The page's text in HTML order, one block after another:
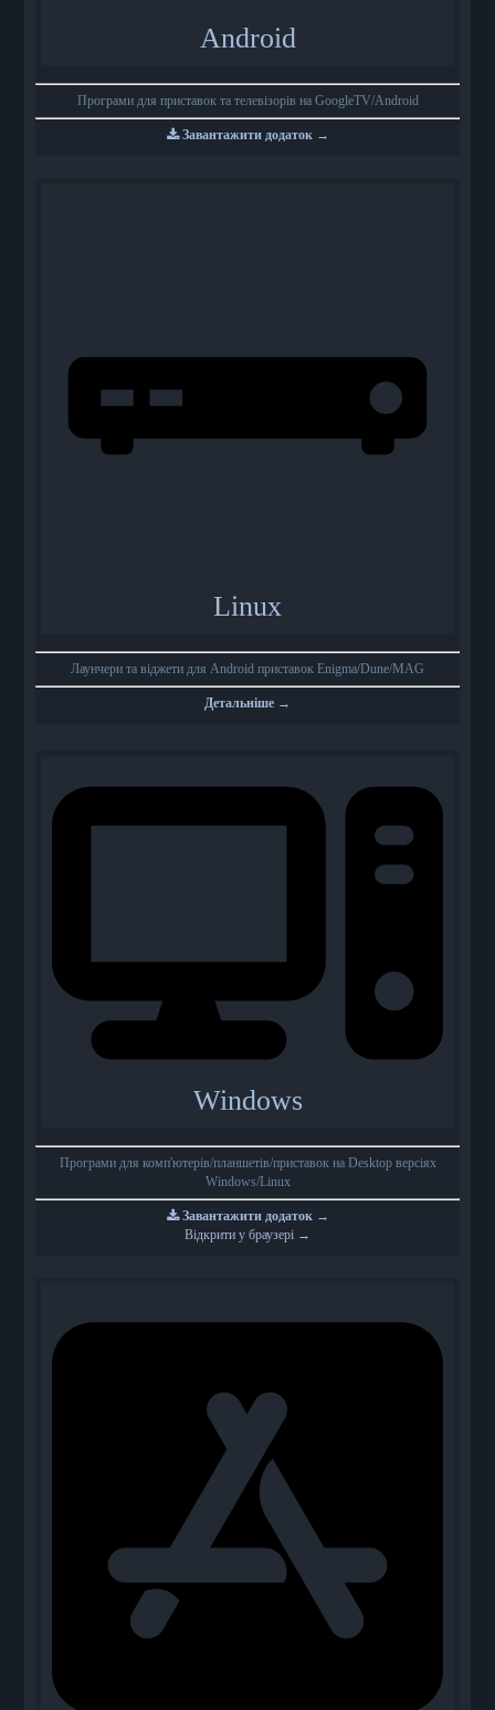
Android
Програми для приставок та телевізорів на GoogleTV/Android
Завантажити додаток →
Linux
Лаунчери та віджети для Android приставок Enigma/Dune/MAG
Детальніше →
Windows
Програми для комп'ютерів/планшетів/приставок на Desktop версіях
Windows/Linux
Завантажити додаток →
Відкрити у браузері →